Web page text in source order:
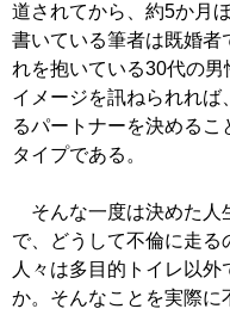
道されてから、約5か月
書いている筆者は既婚者
れを抱いている30代の
イメージを訊ねられれば
るパートナーを決めるこ
タイプである。
そんな一度は決めた人
で、どうして不倫に走
人々は多目的トイレ以
か。そんなことを実際に